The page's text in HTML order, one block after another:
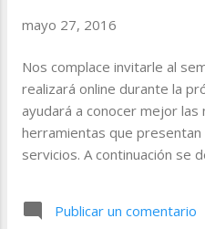
tampoco
no hay
¿Tiene esto
muy sencilla.
mayo 27, 2016
Nos complace invitarle al
realizará online durante la
ayudará a conocer mejor
herramientas que
servicios. A continuación se
2016 17:30-18:30 (GMT +
http://bit.ly/1P030sQ Una
Publicar un comentario